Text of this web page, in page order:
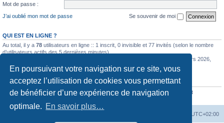
En poursuivant votre navigation sur ce site, vous
acceptez l’utilisation de cookies vous permettant
de bénéficier d’une expérience de navigation
optimale. En savoir plus…
Mot de passe :
J’ai oublié mon mot de passe
Se souvenir de moi
QUI EST EN LIGNE ?
Au total, il y a 78 utilisateurs en ligne :: 1 inscrit, 0 invisible et 77 invités (selon le nombre
d’utilisateurs actifs des 5 dernières minutes)
le 11 mars 2026,
12:57
STATISTIQUES
6352messages •442 sujets •771membres • Notre membre le plus récent est
UTC+02:00